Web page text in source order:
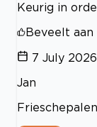
Keurig in orde
Beveelt aan
7 July 2026
Jan
Frieschepalen